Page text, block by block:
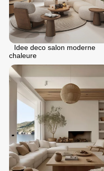
Idee deco salon moderne
chaleure